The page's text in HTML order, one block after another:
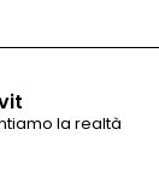
la realtà